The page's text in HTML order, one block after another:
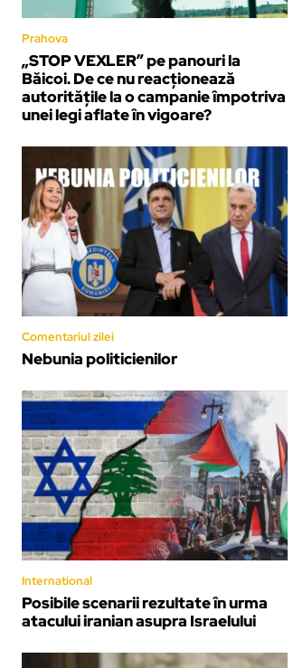
Prahova
„STOP VEXLER” pe panouri la
Băicoi. De ce nu reacționează
autoritățile la o campanie împotriva
unei legi aflate în vigoare?
Comentariul zilei
Nebunia politicienilor
International
Posibile scenarii rezultate în urma
atacului iranian asupra Israelului